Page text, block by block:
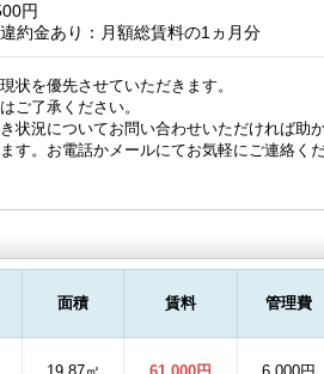
円
約金あり：月額総賃料の1ヵ月分
状を優先させていただきます。
ご了承ください。
況についてお問い合わせいただければ助か
。お電話かメールにてお気軽にご連絡くだ
面積 賃料 管理費